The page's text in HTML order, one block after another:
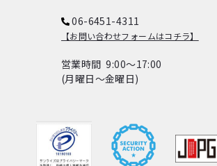
06-6451-4311
【お問い合わせフォームはコチラ】
営業時間 9:00～17:00
(月曜日～金曜日)